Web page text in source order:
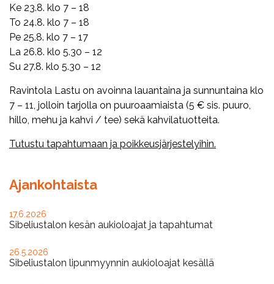
Ke 23.8. klo 7 – 18
To 24.8. klo 7 – 18
Pe 25.8. klo 7 – 17
La 26.8. klo 5.30 – 12
Su 27.8. klo 5.30 – 12
Ravintola Lastu on avoinna lauantaina ja sunnuntaina klo
7 – 11, jolloin tarjolla on puuroaamiaista (5 € sis. puuro,
hillo, mehu ja kahvi / tee) sekä kahvilatuotteita.
Tutustu tapahtumaan ja poikkeusjärjestelyihin.
Ajankohtaista
17.6.2026
Sibeliustalon kesän aukioloajat ja tapahtumat
26.5.2026
Sibeliustalon lipunmyynnin aukioloajat kesällä